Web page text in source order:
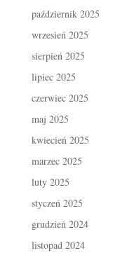
październik 2025
wrzesień 2025
sierpień 2025
lipiec 2025
czerwiec 2025
maj 2025
kwiecień 2025
marzec 2025
luty 2025
styczeń 2025
grudzień 2024
listopad 2024